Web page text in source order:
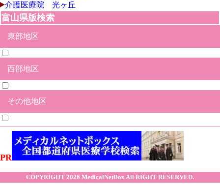
介護医療院 光ヶ丘
富山県版検索
東部地区
富山市
魚津市
黒部市
滑川市
中新川郡舟橋村
中新川郡上市町
中新川郡立山町
下新川郡入善町
下新川郡朝日町
西部地区
氷見市
射水市
高岡市
砺波市
小矢部市
南砺市
その他地区
その他合併地区
PR
COPYRIGHT 2026 MedicalNetBoxAll RIGHT RESERVED.